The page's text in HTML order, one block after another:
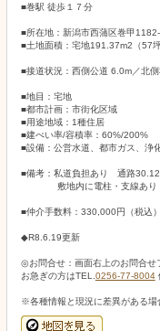
■巻駅 徒歩１７分
■所在地：新潟市西蒲区巻甲
■土地面積：宅地191.37m2（57坪
■接道状況：西側公道 6.0m／北
■地目：宅地
■都市計画：市街化区域
■用途地域：1種住居
■建ぺい率/容積率：60%/200%
■設備：公営水道、都市ガス、浄
■備考：私道負担あり 通路
敷地内に電柱・支線あり
■仲介手数料：330,000円（税込）
◆R8.6.19更新
◎お問合せ：画面右上のお問合せ
お急ぎの方はTEL. 0256-77-8004
※各種情報と現況に差異がある場